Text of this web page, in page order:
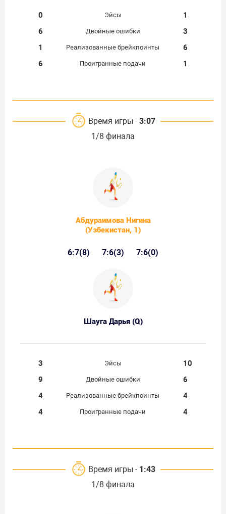
0 Эйсы
1
6
Двойные ошибки
3
1
Реализованные брейкпоинты
6
6
Проигранные подачи 1
Время игры - 3:07
1/8 финала
Абдураимова Нигина
(Узбекистан, 1)
6:7(8) 7:6(3) 7:6(0)
Шауга Дарья (Q)
3 Эйсы
10
9
Двойные ошибки
6
4
Реализованные брейкпоинты
4
4
Проигранные подачи 4
Время игры - 1:43
1/8 финала